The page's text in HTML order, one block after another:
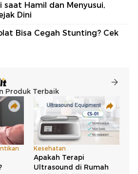
Hamil dan Menyusui,
Dini
Bisa Cegah Stunting? Cek